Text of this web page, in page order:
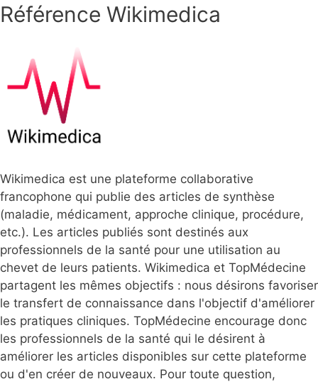
Référence Wikimedica
Wikimedica est une plateforme collaborative
francophone qui publie des articles de synthèse
(maladie, médicament, approche clinique, procédure,
etc.). Les articles publiés sont destinés aux
professionnels de la santé pour une utilisation au
chevet de leurs patients. Wikimedica et TopMédecine
partagent les mêmes objectifs : nous désirons favoriser
le transfert de connaissance dans l'objectif d'améliorer
les pratiques cliniques. TopMédecine encourage donc
les professionnels de la santé qui le désirent à
améliorer les articles disponibles sur cette plateforme
ou d'en créer de nouveaux. Pour toute question,